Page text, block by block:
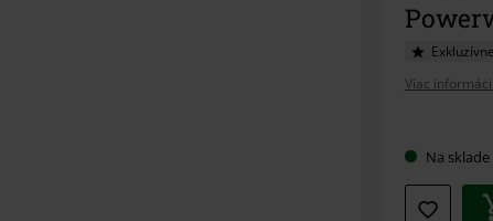
Exkluzívne
Viac
Vyberte
si
veľkosť
Na sklade